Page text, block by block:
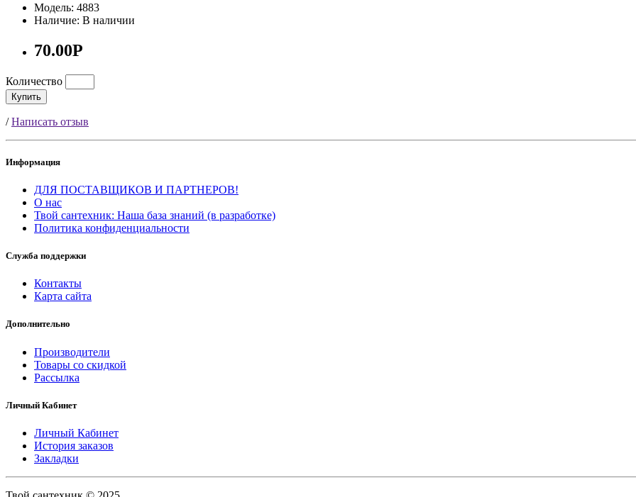
Модель: 4883
Наличие: В наличии
70.00Р
Количество
Купить
/Написать отзыв
Информация
ДЛЯ ПОСТАВЩИКОВ И ПАРТНЕРОВ!
О нас
Твой сантехник: Наша база знаний (в разработке)
Политика конфиденциальности
Служба поддержки
Контакты
Карта сайта
Дополнительно
Производители
Товары со скидкой
Рассылка
Личный Кабинет
Личный Кабинет
История заказов
Закладки